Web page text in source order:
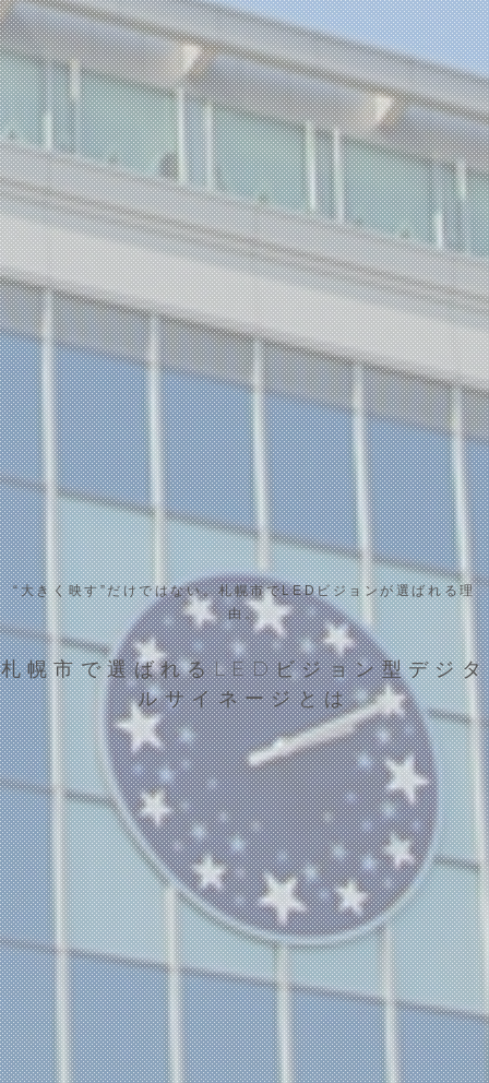
“大きく映す”だけではない。札幌市でLEDビジョンが選ばれる理
由。
札幌市で選ばれるLEDビジョン型デジタ
ルサイネージとは